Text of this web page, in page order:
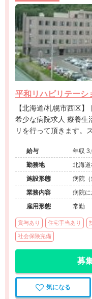
平和リハビリテーシ
【北海道/札幌市西区】 日曜日、祝日固定休み/送迎バスあり/
希少な病院求人 療養生
リを行って頂きます。
ることに遣り甲斐をお
す。
給与
勤務地
北海
施設形態
病院（
業務内容
病院
雇用形態
常勤
賞与あり 住宅手当あり
社会保険完備
募
気になる